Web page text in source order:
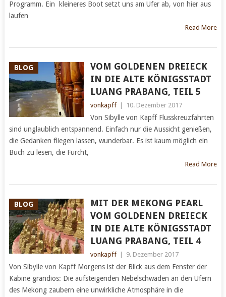
Programm. Ein kleineres Boot setzt uns am Ufer ab, von hier aus
laufen
Read More
BLOG
VOM GOLDENEN DREIECK
IN DIE ALTE KÖNIGSSTADT
LUANG PRABANG, TEIL 5
vonkapff 10. Dezember 2017
Von Sibylle von Kapff Flusskreuzfahrten
sind unglaublich entspannend. Einfach nur die Aussicht genießen,
die Gedanken fliegen lassen, wunderbar. Es ist kaum möglich ein
Buch zu lesen, die Furcht,
Read More
BLOG
MIT DER MEKONG PEARL
VOM GOLDENEN DREIECK
IN DIE ALTE KÖNIGSSTADT
LUANG PRABANG, TEIL 4
vonkapff 9. Dezember 2017
Von Sibylle von Kapff Morgens ist der Blick aus dem Fenster der
Kabine grandios: Die aufsteigenden Nebelschwaden an den Ufern
des Mekong zaubern eine unwirkliche Atmosphäre in die